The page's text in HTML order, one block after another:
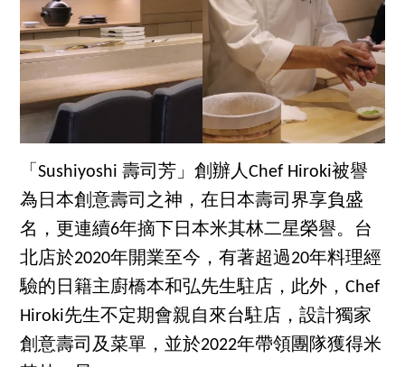
「Sushiyoshi 壽司芳」創辦人Chef Hiroki被譽
為日本創意壽司之神，在日本壽司界享負盛
名，更連續6年摘下日本米其林二星榮譽。台
北店於2020年開業至今，有著超過20年料理經
驗的日籍主廚橋本和弘先生駐店，此外，Chef
Hiroki先生不定期會親自來台駐店，設計獨家
創意壽司及菜單，並於2022年帶領團隊獲得米